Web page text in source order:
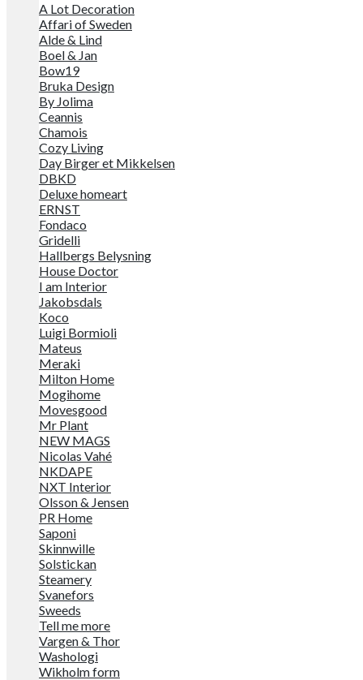
A Lot Decoration
Affari of Sweden
Alde & Lind
Boel & Jan
Bow19
Bruka Design
By Jolima
Ceannis
Chamois
Cozy Living
Day Birger et Mikkelsen
DBKD
Deluxe homeart
ERNST
Fondaco
Gridelli
Hallbergs Belysning
House Doctor
I am Interior
Jakobsdals
Koco
Luigi Bormioli
Mateus
Meraki
Milton Home
Mogihome
Movesgood
Mr Plant
NEW MAGS
Nicolas Vahé
NKDAPE
NXT Interior
Olsson & Jensen
PR Home
Saponi
Skinnwille
Solstickan
Steamery
Svanefors
Sweeds
Tell me more
Vargen & Thor
Washologi
Wikholm form